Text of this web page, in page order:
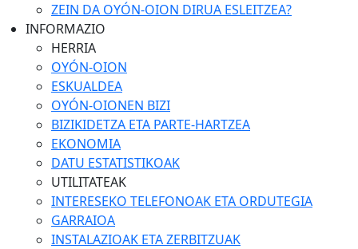
ZEIN DA OYÓN-OION DIRUA ESLEITZEA?
INFORMAZIO
HERRIA
OYÓN-OION
ESKUALDEA
OYÓN-OIONEN BIZI
BIZIKIDETZA ETA PARTE-HARTZEA
EKONOMIA
DATU ESTATISTIKOAK
UTILITATEAK
INTERESEKO TELEFONOAK ETA ORDUTEGIA
GARRAIOA
INSTALAZIOAK ETA ZERBITZUAK